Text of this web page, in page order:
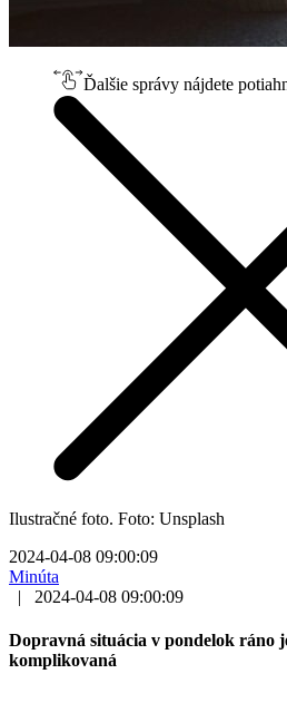
Ďalšie správy nájdete
Ilustračné foto. Foto: Unsplash
2024-04-08 09:00:09
Minúta
|
2024-04-08 09:00:09
Dopravná situácia v pondelok ráno
komplikovaná